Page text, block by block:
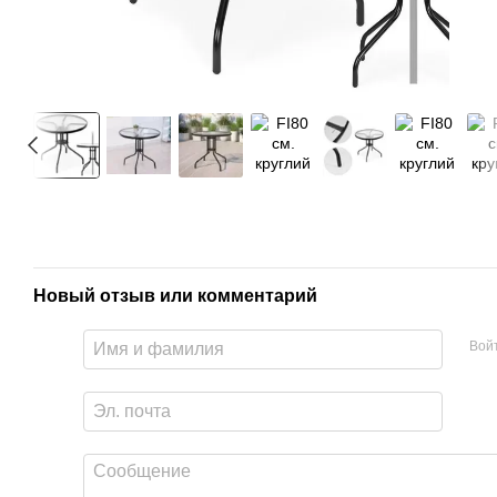
Новый отзыв или комментарий